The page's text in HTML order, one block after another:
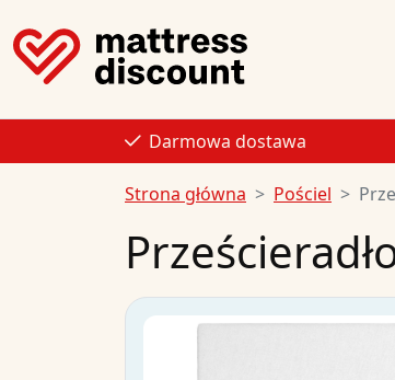
Darmowa dostawa
Strona główna Pościel